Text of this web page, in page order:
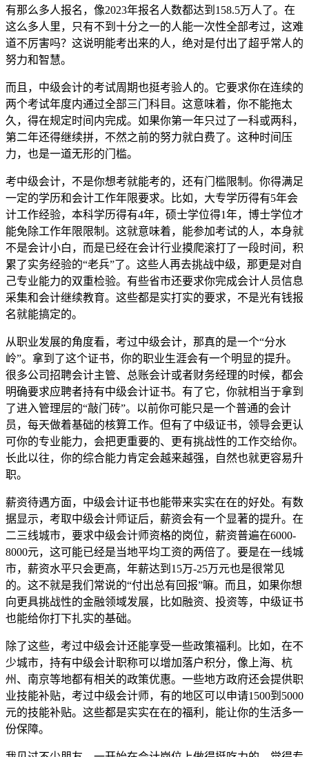
有那么多人报名，像2023年报名人数都达到158.5万人了。在
这么多人里，只有不到十分之一的人能一次性全部考过，这难
道不厉害吗？这说明能考出来的人，绝对是付出了超乎常人的
努力和智慧。
而且，中级会计的考试周期也挺考验人的。它要求你在连续的
两个考试年度内通过全部三门科目。这意味着，你不能拖太
久，得在规定时间内完成。如果你第一年只过了一科或两科，
第二年还得继续拼，不然之前的努力就白费了。这种时间压
力，也是一道无形的门槛。
考中级会计，不是你想考就能考的，还有门槛限制。你得满足
一定的学历和会计工作年限要求。比如，大专学历得有5年会
计工作经验，本科学历得有4年，硕士学位得1年，博士学位才
能免除工作年限限制。这就意味着，能参加考试的人，本身就
不是会计小白，而是已经在会计行业摸爬滚打了一段时间，积
累了实务经验的“老兵”了。这些人再去挑战中级，那更是对自
己专业能力的双重检验。有些省市还要求你完成会计人员信息
采集和会计继续教育。这些都是实打实的要求，不是光有钱报
名就能搞定的。
从职业发展的角度看，考过中级会计，那真的是一个“分水
岭”。拿到了这个证书，你的职业生涯会有一个明显的提升。
很多公司招聘会计主管、总账会计或者财务经理的时候，都会
明确要求应聘者持有中级会计证书。有了它，你就相当于拿到
了进入管理层的“敲门砖”。以前你可能只是一个普通的会计
员，每天做着基础的核算工作。但有了中级证书，领导会更认
可你的专业能力，会把更重要的、更有挑战性的工作交给你。
长此以往，你的综合能力肯定会越来越强，自然也就更容易升
职。
薪资待遇方面，中级会计证书也能带来实实在在的好处。有数
据显示，考取中级会计师证后，薪资会有一个显著的提升。在
二三线城市，要求中级会计师资格的岗位，薪资普遍在6000-
8000元，这可能已经是当地平均工资的两倍了。要是在一线城
市，薪资水平只会更高，年薪达到15万-25万元也是很常见
的。这不就是我们常说的“付出总有回报”嘛。而且，如果你想
向更具挑战性的金融领域发展，比如融资、投资等，中级证书
也能给你打下扎实的基础。
除了这些，考过中级会计还能享受一些政策福利。比如，在不
少城市，持有中级会计职称可以增加落户积分，像上海、杭
州、南京等地都有相关的政策优惠。一些地方政府还会提供职
业技能补贴，考过中级会计师，有的地区可以申请1500到5000
元的技能补贴。这些都是实实在在的福利，能让你的生活多一
份保障。